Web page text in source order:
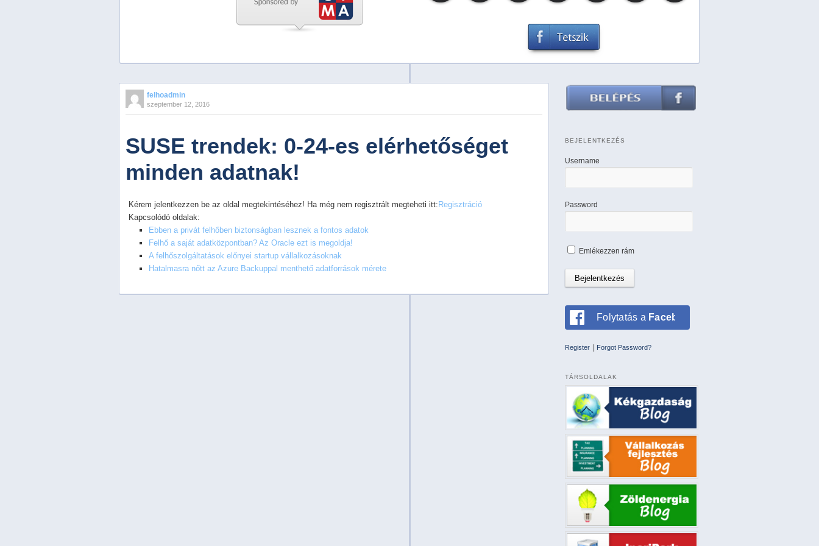
PreviousNextStop
2
5
felhoadmin
szeptember 12, 2016
SUSE trendek: 0-24-es elérhetőséget
minden adatnak!
Kérem jelentkezzen be az oldal megtekintéséhez! Ha még nem regisztrált megteheti itt:Regisztráció
Kapcsolódó oldalak:
Ebben a privát felhőben biztonságban lesznek a fontos adatok
Felhő a saját adatközpontban? Az Oracle ezt is megoldja!
A felhőszolgáltatások előnyei startup vállalkozásoknak
Hatalmasra nőtt az Azure Backuppal menthető adatforrások mérete
BEJELENTKEZÉS
Username
Password
Emlékezzen rám
Folytatás a Facebookkal
Register Forgot Password?
TÁRSOLDALAK